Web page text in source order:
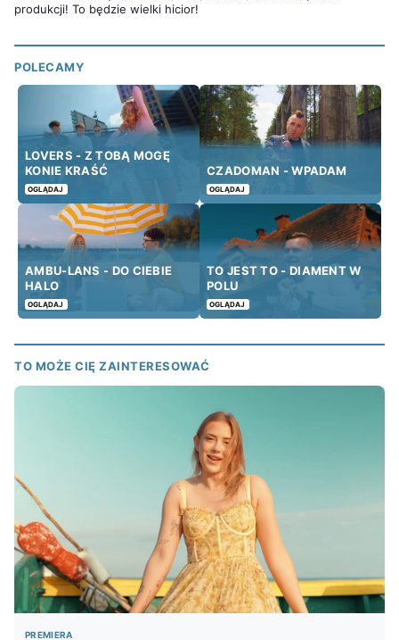
produkcji! To będzie wielki hicior!
POLECAMY
LOVERS - Z TOBĄ MOGĘ
KONIE KRAŚĆ
OGLĄDAJ
CZADOMAN - WPADAM
OGLĄDAJ
AMBU-LANS - DO CIEBIE
HALO
OGLĄDAJ
TO JEST TO - DIAMENT W
POLU
OGLĄDAJ
TO MOŻE CIĘ ZAINTERESOWAĆ
PREMIERA